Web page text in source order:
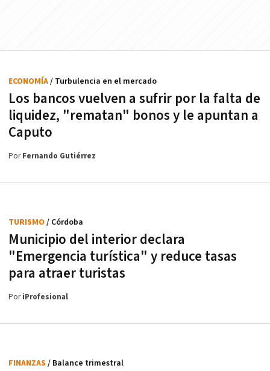
Los bancos vuelven a sufrir por la falta de
liquidez, "rematan" bonos y le apuntan a
Caputo
ECONOMÍA/ Turbulencia en el mercado
PorFernando Gutiérrez
Municipio del interior declara
"Emergencia turística" y reduce tasas
para atraer turistas
TURISMO / Córdoba
PoriProfesional
FINANZAS / Balance trimestral